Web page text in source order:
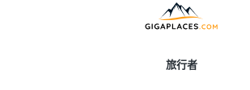
旅行者